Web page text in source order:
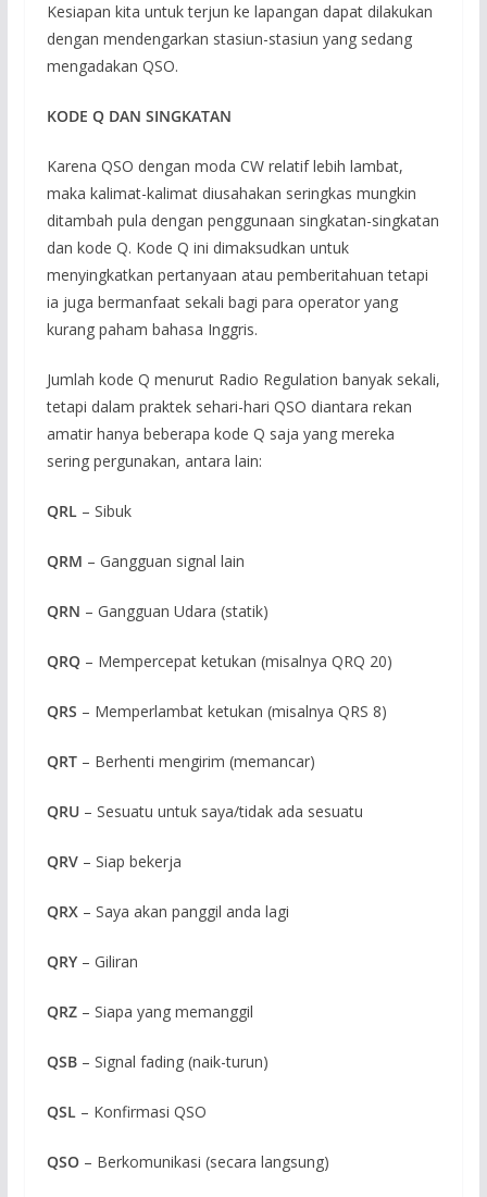
Kesiapan kita untuk terjun ke lapangan dapat dilakukan
dengan mendengarkan stasiun-stasiun yang sedang
mengadakan QSO.
KODE Q DAN SINGKATAN
Karena QSO dengan moda CW relatif lebih lambat,
maka kalimat-kalimat diusahakan seringkas mungkin
ditambah pula dengan penggunaan singkatan-singkatan
dan kode Q. Kode Q ini dimaksudkan untuk
menyingkatkan pertanyaan atau pemberitahuan tetapi
ia juga bermanfaat sekali bagi para operator yang
kurang paham bahasa Inggris.
Jumlah kode Q menurut Radio Regulation banyak sekali,
tetapi dalam praktek sehari-hari QSO diantara rekan
amatir hanya beberapa kode Q saja yang mereka
sering pergunakan, antara lain:
QRL – Sibuk
QRM – Gangguan signal lain
QRN – Gangguan Udara (statik)
QRQ – Mempercepat ketukan (misalnya QRQ 20)
QRS – Memperlambat ketukan (misalnya QRS 8)
QRT – Berhenti mengirim (memancar)
QRU – Sesuatu untuk saya/tidak ada sesuatu
QRV – Siap bekerja
QRX – Saya akan panggil anda lagi
QRY – Giliran
QRZ – Siapa yang memanggil
QSB – Signal fading (naik-turun)
QSL – Konfirmasi QSO
QSO – Berkomunikasi (secara langsung)